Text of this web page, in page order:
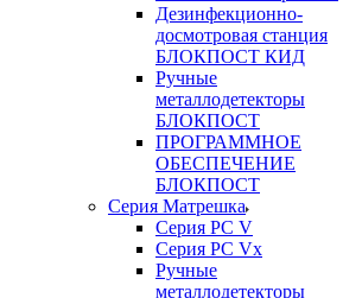
Дезинфекционно-
досмотровая станция
БЛОКПОСТ КИД
Ручные
металлодетекторы
БЛОКПОСТ
ПРОГРАММНОЕ
ОБЕСПЕЧЕНИЕ
БЛОКПОСТ
Серия Матрешка
Серия PC V
Серия PC Vx
Ручные
металлодетекторы